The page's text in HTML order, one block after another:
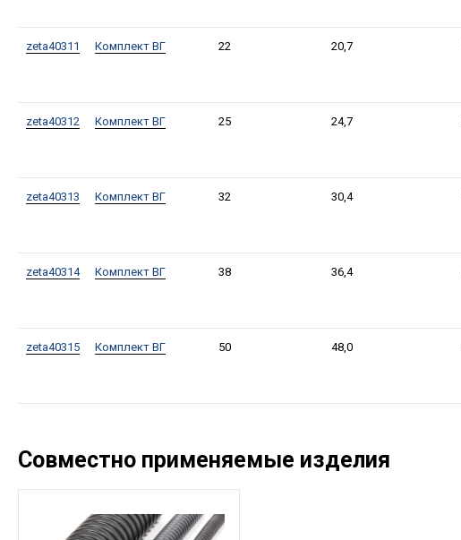
zeta40311 Комплект ВГ 22 20,7
zeta40312 Комплект ВГ 25 24,7
zeta40313 Комплект ВГ 32 30,4
zeta40314 Комплект ВГ 38 36,4
zeta40315 Комплект ВГ 50 48,0
Совместно применяемые изделия